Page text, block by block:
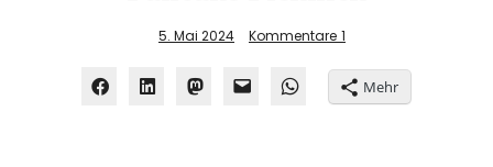
5. Mai 2024 Kommentare 1
Mehr